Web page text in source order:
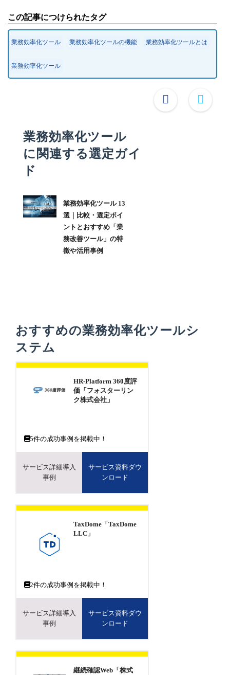
この記事につけられたタグ
業務効率化ツール 業務効率化ツールの機能 業務効率化ツールとは
業務効率化ツール
業務効率化ツール
に関連する選定ガイ
ド
業務効率化ツール 13
選｜比較・選定ポイ
ントとおすすめ「業
務改善ツール」の特
徴や活用事例
おすすめの業務効率化ツールシ
ステム
HR-Platform 360度評
価「フォスターリン
ク株式会社」
5件の成功事例を掲載中！
サービス詳細導入
事例
サービス資料ダウ
ンロード
TaxDome「TaxDome
LLC」
2件の成功事例を掲載中！
サービス詳細導入
事例
サービス資料ダウ
ンロード
継続確認Web「株式